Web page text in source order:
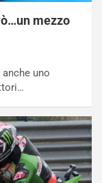
mezzo
uno